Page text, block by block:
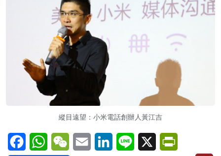
縱目遠望：小米電話創辦人黃江吉
FacebookWhatsAppWeChatEmail LinkedInLine X